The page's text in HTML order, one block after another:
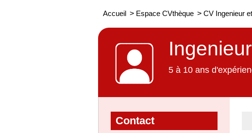
Accueil > Espace CVthèque > CV Ingenieur
5 à 10 ans
Contact